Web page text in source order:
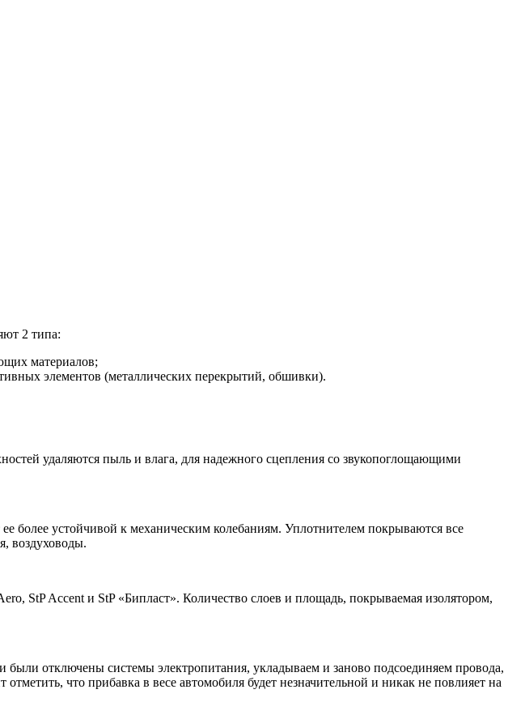
2 типа:
материалов;
элементов (металлических перекрытий, обшивки).
удаляются пыль и влага, для надежного сцепления со звукопоглощающими
более устойчивой к механическим колебаниям. Уплотнителем покрываются все
воздуховоды.
StP Accent и StP «Бипласт». Количество слоев и площадь, покрываемая изолятором,
отключены системы электропитания, укладываем и заново подсоединяем провода,
что прибавка в весе автомобиля будет незначительной и никак не повлияет на